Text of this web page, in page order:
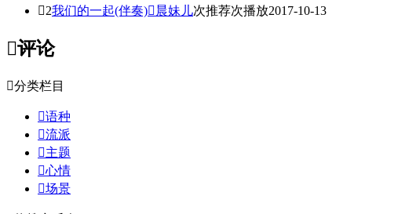
2我们的一起(伴奏) 晨妹儿次推荐次播放2017-10-13
评论
分类栏目
语种
流派
主题
心情
场景